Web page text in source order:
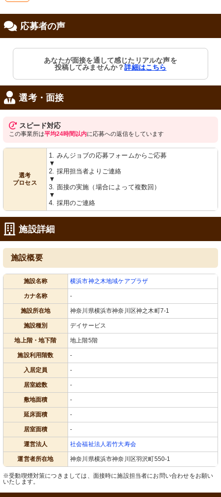
応募者の声
あなたが面接を通して感じたリアルな声を
投稿してみませんか？詳細はこちら
選考・面接
スピード対応
この事業所は平均24時間以内に応募への返信をしています
選考
プロセス
1. みんジョブの応募フォームからご応募
▼
2. 採用担当者よりご連絡
▼
3. 面接の実施（場合によって複数回）
▼
4. 採用のご連絡
施設詳細
施設概要
施設名称 横浜市神之木地域ケアプラザ
カナ名称 -
施設所在地 神奈川県横浜市神奈川区神之木町7-1
施設種別 デイサービス
地上階・地下階 地上階5階
施設利用階数 -
入居定員 -
居室総数 -
敷地面積 -
延床面積 -
居室面積 -
運営法人 社会福祉法人若竹大寿会
運営者所在地 神奈川県横浜市神奈川区羽沢町550-1
※受動喫煙対策につきましては、面接時に施設担当者にお問い合わせをお願い
いたします。